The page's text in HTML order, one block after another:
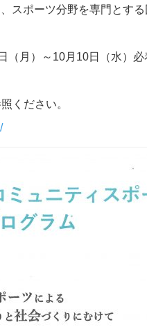
スポーツ分野を専門とす
（月）～10月10日（水）必
ください。